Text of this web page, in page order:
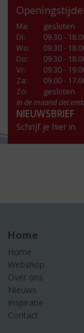
Ma:
gesloten
Di:
09.30 -
Wo:
09.30 -
Do:
09.30 -
Vr:
09.30 -
Za:
09.00 -
Zo:
gesloten
In de maand
NIEUWSBRIEF
Schrijf je hier in
Home
Home
Webshop
Over ons
Nieuws
Inspiratie
Contact